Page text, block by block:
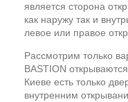
является сторона
как наружу так и
левое или правое
Рассмотрим только
BASTION
Киеве есть только
внутренним